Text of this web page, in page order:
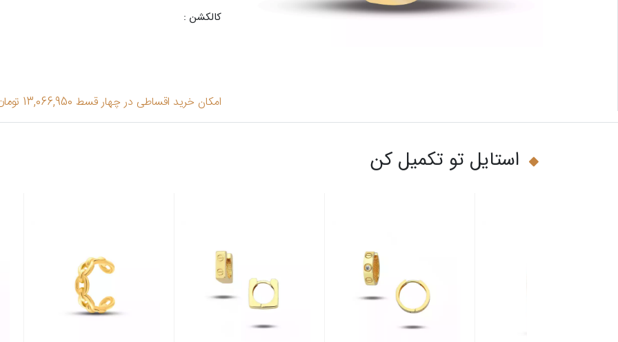
کالکشن :
امکان خرید اقساطی در چهار قسط 13,066,950 تومان
استایل تو تکمیل کن